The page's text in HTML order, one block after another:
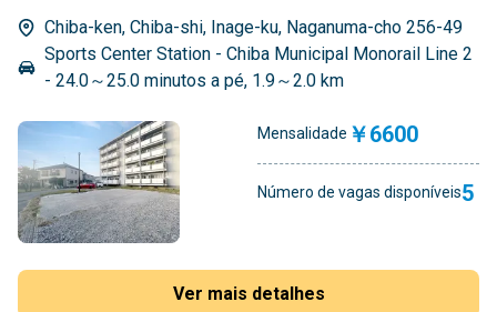
Chiba-ken, Chiba-shi, Inage-ku, Naganuma-cho 256-49
Sports Center Station - Chiba Municipal Monorail Line 2
- 24.0～25.0 minutos a pé, 1.9～2.0 km
Mensalidade ￥6600
Número de vagas disponíveis5
Ver mais detalhes